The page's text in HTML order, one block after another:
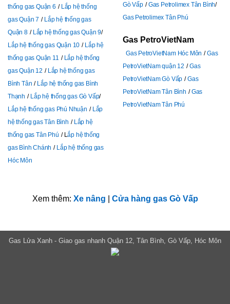
thống gas Quận 6
Lắp hệ thống
gas Quận 7
Lắp hệ thống gas
Quận 8
Lắp hệ thống gas Quận 9
Lắp hệ thống gas Quận 10
Lắp hệ
thống gas Quận 11
Lắp hệ thống
gas Quận 12
Lắp hệ thống gas
Bình Tân
Lắp hệ thống gas Bình
Thạnh
Lắp hệ thống gas Gò Vấp
Lắp hệ thống gas Phú Nhuận
Lắp
hệ thống gas Tân Bình
Lắp hệ
thống gas Tân Phú
Lắp hệ thống
gas Bình Chánh
Lắp hệ thống gas
Hóc Môn
Gò Vấp
Gas Petrolimex Tân Bình
Gas Petrolimex Tân Phú
Gas PetroVietNam
Gas PetroVietNam Hóc Môn
Gas
PetroVietNam quận 12
Gas
PetroVietNam Gò Vấp
Gas
PetroVietNam Tân Bình
Gas
PetroVietNam Tân Phú
Xem thêm: Xe nâng Cửa hàng gas Gò Vấp
Gas Lửa Xanh - Giao gas nhanh Quận 12, Tân Bình, Gò Vấp, Hóc Môn